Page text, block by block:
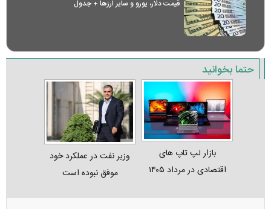
قیمت دلار، یورو و سایر ارز‌ها + جدول
حتما بخوانید
بازار لپ‌ تاپ‌ های
اقتصادی در مرداد ۱۴۰۵
وزیر نفت در عملکرد خود
موفق نبوده است